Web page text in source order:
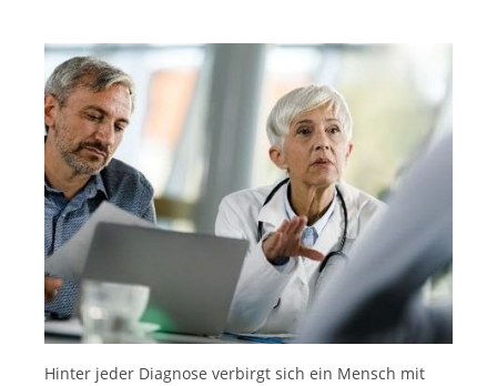
Hinter jeder Diagnose verbirgt sich ein Mensch mit